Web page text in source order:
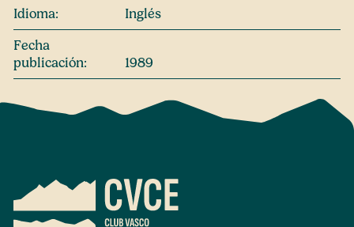
Idioma:
Inglés
Fecha
publicación:
1989